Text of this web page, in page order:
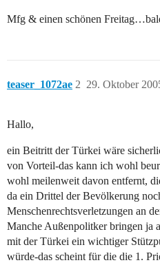
Mfg & einen schönen
teaser_1072ae 29. Oktober
2
Hallo,
ein Beitritt der Türkei wäre
von Vorteil-das kann ich wohl
wohl meilenweit davon entfernt,
da ein Drittel der Bevölkerung
Menschenrechtsverletzungen an
Manche Außenpolitker bringen ja
mit der Türkei ein wichtiger
würde-das scheint für die die 1.